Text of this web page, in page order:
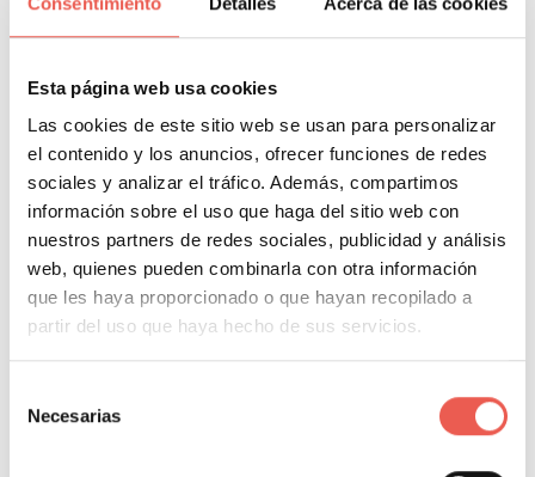
Esta página web usa cookies
Las cookies de este sitio web se usan para personalizar
el contenido y los anuncios, ofrecer funciones de redes
sociales y analizar el tráfico. Además, compartimos
información sobre el uso que haga del sitio web con
nuestros partners de redes sociales, publicidad y análisis
web, quienes pueden combinarla con otra información
que les haya proporcionado o que hayan recopilado a
partir del uso que haya hecho de sus servicios.
Necesarias
Esto quiere decir que tu trabajo no termina cuando
haces una publicación, todo lo contrario. Debes
empezar a participar en las interacciones de tu
publicación y generar conversaciones para conectar
con tu audiencia.
imposible seguirle el rastro a todo, pero igual debes